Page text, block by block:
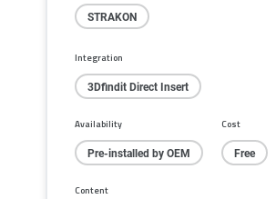
STRAKON
Integration
3Dfindit Direct Insert
Availability
Pre-installed by OEM
Cost
Free
Content